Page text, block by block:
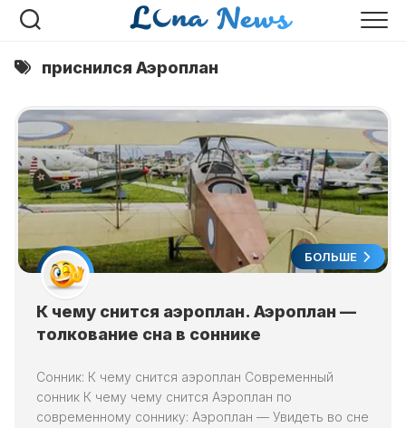
Перейти
приснился Аэроплан
БОЛЬШЕ
К чему снится аэроплан. Аэроплан —
толкование сна в соннике
Сонник: К чему снится аэроплан Современный
сонник К чему чему снится Аэроплан по
современному соннику: Аэроплан — Увидеть во сне